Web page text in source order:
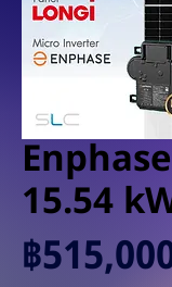
15.54
฿